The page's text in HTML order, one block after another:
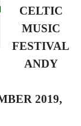
CELTIC
MUSIC
FESTIVAL
ANDY
2019,